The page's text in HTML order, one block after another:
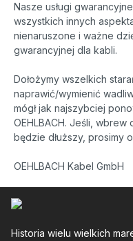
Nasze usługi
wszystkich innych
nienaruszone i ważne
gwarancyjnej dla kabli.
Dołożymy wszelkich
naprawić/wymienić
mógł jak najszybciej
OEHLBACH. Jeśli,
będzie dłuższy, prosimy
OEHLBACH Kabel GmbH
Historia wielu wielkich